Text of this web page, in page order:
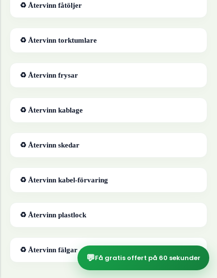
♻ Återvinn fåtöljer
♻ Återvinn torktumlare
♻ Återvinn frysar
♻ Återvinn kablage
♻ Återvinn skedar
♻ Återvinn kabel-förvaring
♻ Återvinn plastlock
♻ Återvinn fälgar
💬Få gratis offert på 60 sekunder